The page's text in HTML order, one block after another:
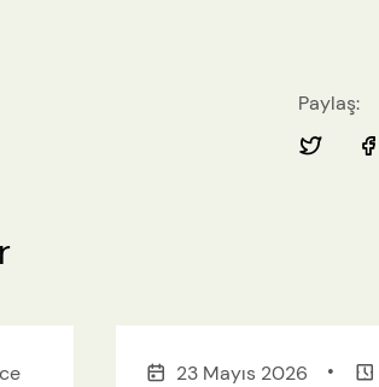
Paylaş:
23 Mayıs 2026 •